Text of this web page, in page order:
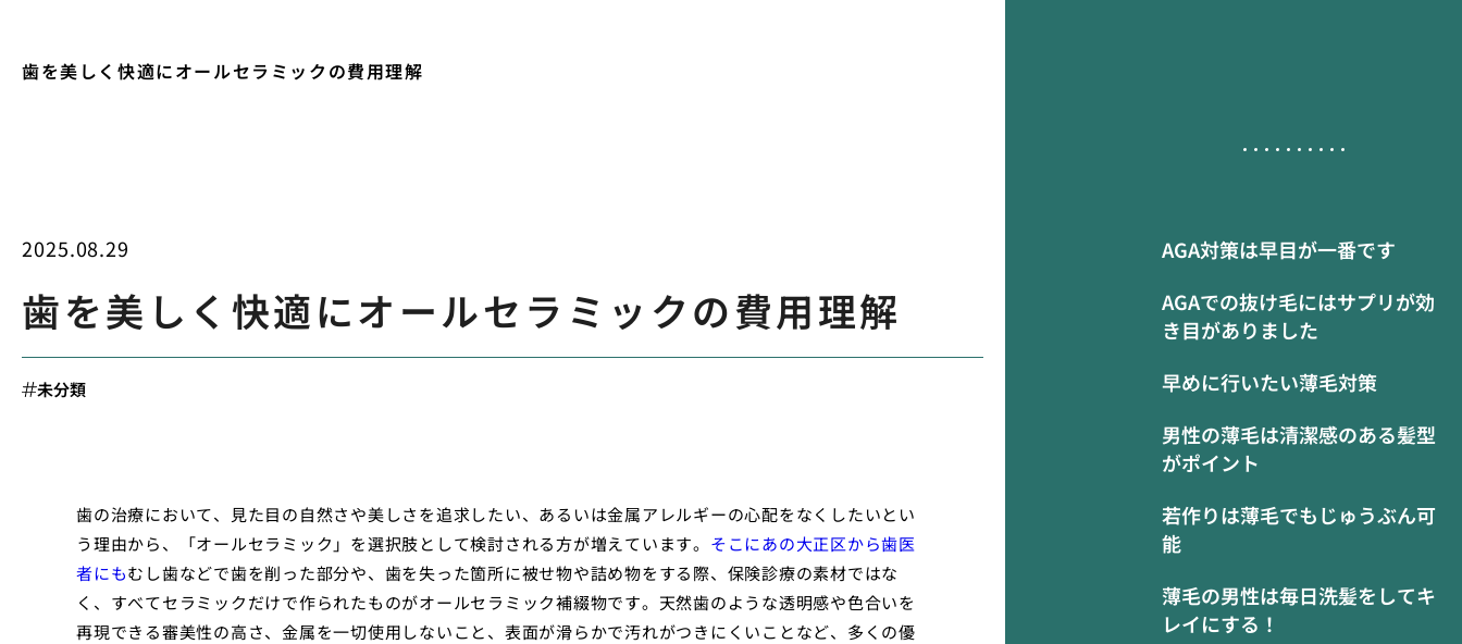
歯を美しく快適にオールセラミックの費用理解
AGA対策は早目が一番です
AGAでの抜け毛にはサプリが効
き目がありました
早めに行いたい薄毛対策
男性の薄毛は清潔感のある髪型
がポイント
若作りは薄毛でもじゅうぶん可
能
薄毛の男性は毎日洗髪をしてキ
レイにする！
2025.08.29
歯を美しく快適にオールセラミックの費用理解
未分類
歯の治療において、見た目の自然さや美しさを追求したい、あるいは金属アレルギーの心配をなくしたいとい
う理由から、「オールセラミック」を選択肢として検討される方が増えています。 そこにあの大正区から歯医
者にもむし歯などで歯を削った部分や、歯を失った箇所に被せ物や詰め物をする際、保険診療の素材ではな
く、すべてセラミックだけで作られたものがオールセラミック補綴物です。天然歯のような透明感や色合いを
再現できる審美性の高さ、金属を一切使用しないこと、表面が滑らかで汚れがつきにくいことなど、多くの優